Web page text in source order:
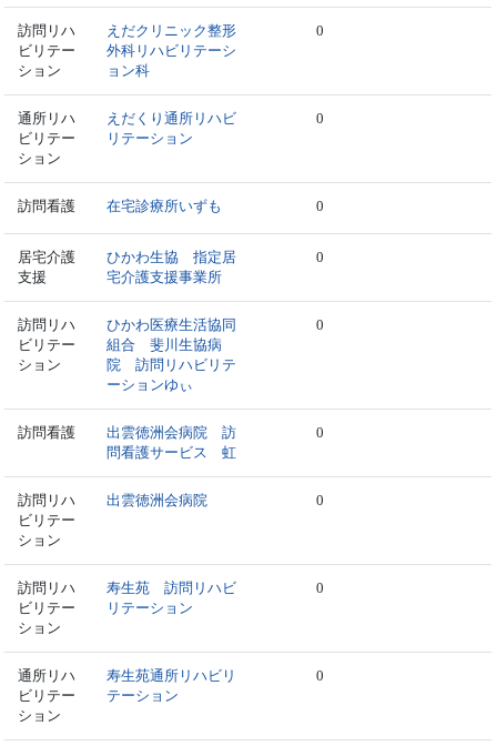
訪問リハ
ビリテー
ション
えだクリニック整形
外科リハビリテーシ
ョン科
0
通所リハ
ビリテー
ション
えだくり通所リハビ
リテーション
0
訪問看護 在宅診療所いずも 0
居宅介護
支援
ひかわ生協 指定居
宅介護支援事業所
0
訪問リハ
ビリテー
ション
ひかわ医療生活協同
組合 斐川生協病
院 訪問リハビリテ
ーションゆぃ
0
訪問看護
出雲徳洲会病院 訪
問看護サービス 虹
0
訪問リハ
ビリテー
ション
出雲徳洲会病院 0
訪問リハ
ビリテー
ション
寿生苑 訪問リハビ
リテーション
0
通所リハ
ビリテー
ション
寿生苑通所リハビリ
テーション
0